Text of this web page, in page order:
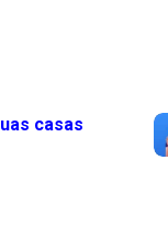
casas